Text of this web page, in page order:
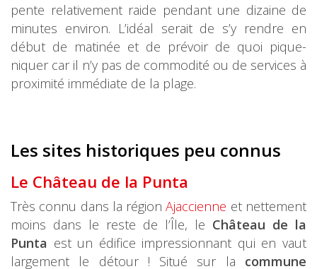
pente relativement raide pendant une dizaine de
minutes environ. L’idéal serait de s’y rendre en
début de matinée et de prévoir de quoi pique-
niquer car il n’y pas de commodité ou de services à
proximité immédiate de la plage.
Les sites historiques peu connus
Le Château de la Punta
Très connu dans la régionAjaccienne et nettement
moins dans le reste de l’Île, le Château de la
Punta est un édifice impressionnant qui en vaut
largement le détour ! Situé sur la commune